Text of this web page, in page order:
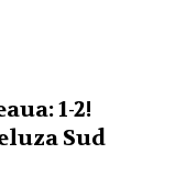
1-2!
Sud